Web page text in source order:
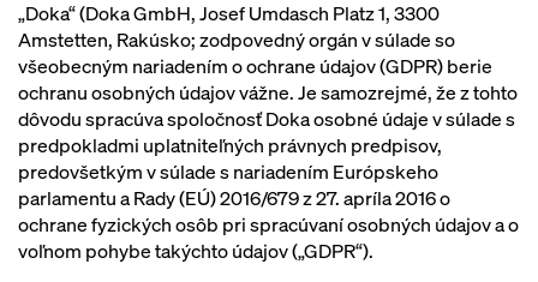
„Doka“ (Doka GmbH, Josef Umdasch Platz 1, 3300
Amstetten, Rakúsko; zodpovedný orgán v súlade so
všeobecným nariadením o ochrane údajov (GDPR) berie
ochranu osobných údajov vážne. Je samozrejmé, že z tohto
dôvodu spracúva spoločnosť Doka osobné údaje v súlade s
predpokladmi uplatniteľných právnych predpisov,
predovšetkým v súlade s nariadením Európskeho
parlamentu a Rady (EÚ) 2016/679 z 27. apríla 2016 o
ochrane fyzických osôb pri spracúvaní osobných údajov a o
voľnom pohybe takýchto údajov („GDPR“).